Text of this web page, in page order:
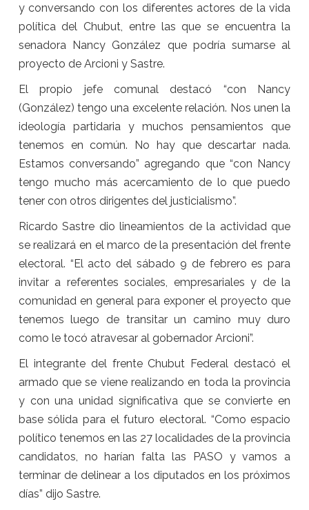
y conversando con los diferentes actores de la vida
política del Chubut, entre las que se encuentra la
senadora Nancy González que podría sumarse al
proyecto de Arcioni y Sastre.
El propio jefe comunal destacó “con Nancy
(González) tengo una excelente relación. Nos unen la
ideología partidaria y muchos pensamientos que
tenemos en común. No hay que descartar nada.
Estamos conversando” agregando que “con Nancy
tengo mucho más acercamiento de lo que puedo
tener con otros dirigentes del justicialismo”.
Ricardo Sastre dio lineamientos de la actividad que
se realizará en el marco de la presentación del frente
electoral. “El acto del sábado 9 de febrero es para
invitar a referentes sociales, empresariales y de la
comunidad en general para exponer el proyecto que
tenemos luego de transitar un camino muy duro
como le tocó atravesar al gobernador Arcioni”.
El integrante del frente Chubut Federal destacó el
armado que se viene realizando en toda la provincia
y con una unidad significativa que se convierte en
base sólida para el futuro electoral. “Como espacio
político tenemos en las 27 localidades de la provincia
candidatos, no harían falta las PASO y vamos a
terminar de delinear a los diputados en los próximos
días” dijo Sastre.